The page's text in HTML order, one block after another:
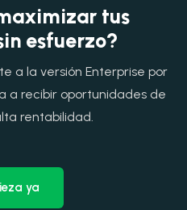
tus
esfuerzo?
a la versión Enterprise por
a recibir oportunidades de
rentabilidad.
ya